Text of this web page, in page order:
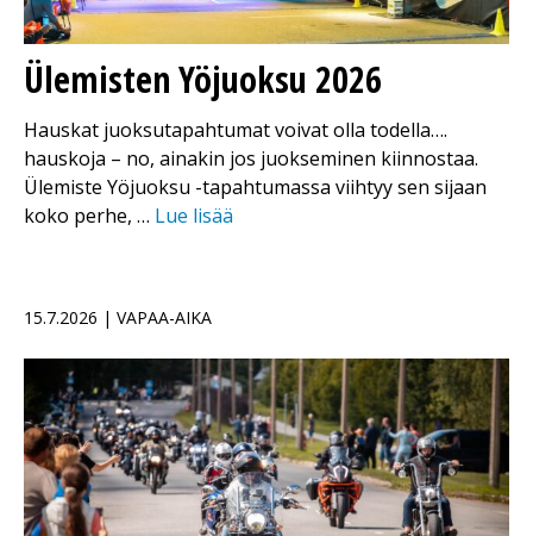
Ülemisten Yöjuoksu 2026
Hauskat juoksutapahtumat voivat olla todella….
hauskoja – no, ainakin jos juokseminen kiinnostaa.
Ülemiste Yöjuoksu -tapahtumassa viihtyy sen sijaan
koko perhe, … Lue lisää
15.7.2026 | VAPAA-AIKA